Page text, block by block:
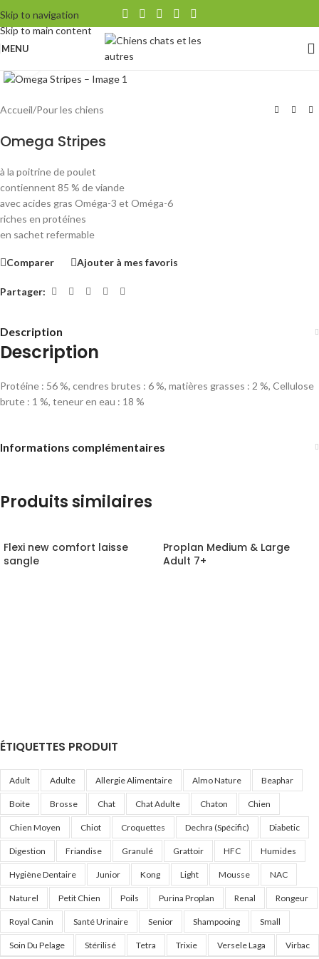
Skip to navigation
Skip to main content
MENU
Accueil/Pour les chiens
Omega Stripes
à la poitrine de poulet
contiennent 85 % de viande
avec acides gras Oméga-3 et Oméga-6
riches en protéines
en sachet refermable
Comparer Ajouter à mes favoris
Partager:
Description
Description
Protéine : 56 %, cendres brutes : 6 %, matières grasses : 2 %, Cellulose
brute : 1 %, teneur en eau : 18 %
Informations complémentaires
Produits similaires
Flexi new comfort laisse
sangle
Proplan Medium & Large
Adult 7+
ÉTIQUETTES PRODUIT
Adult Adulte Allergie Alimentaire Almo Nature Beaphar
Boite Brosse Chat Chat Adulte Chaton Chien
Chien Moyen Chiot Croquettes Dechra (Spécific) Diabetic
Digestion Friandise Granulé Grattoir HFC Humides
Hygiène Dentaire Junior Kong Light Mousse NAC
Naturel Petit Chien Poils Purina Proplan Renal Rongeur
Royal Canin Santé Urinaire Senior Shampooing Small
Soin Du Pelage Stérilisé Tetra Trixie Versele Laga Virbac